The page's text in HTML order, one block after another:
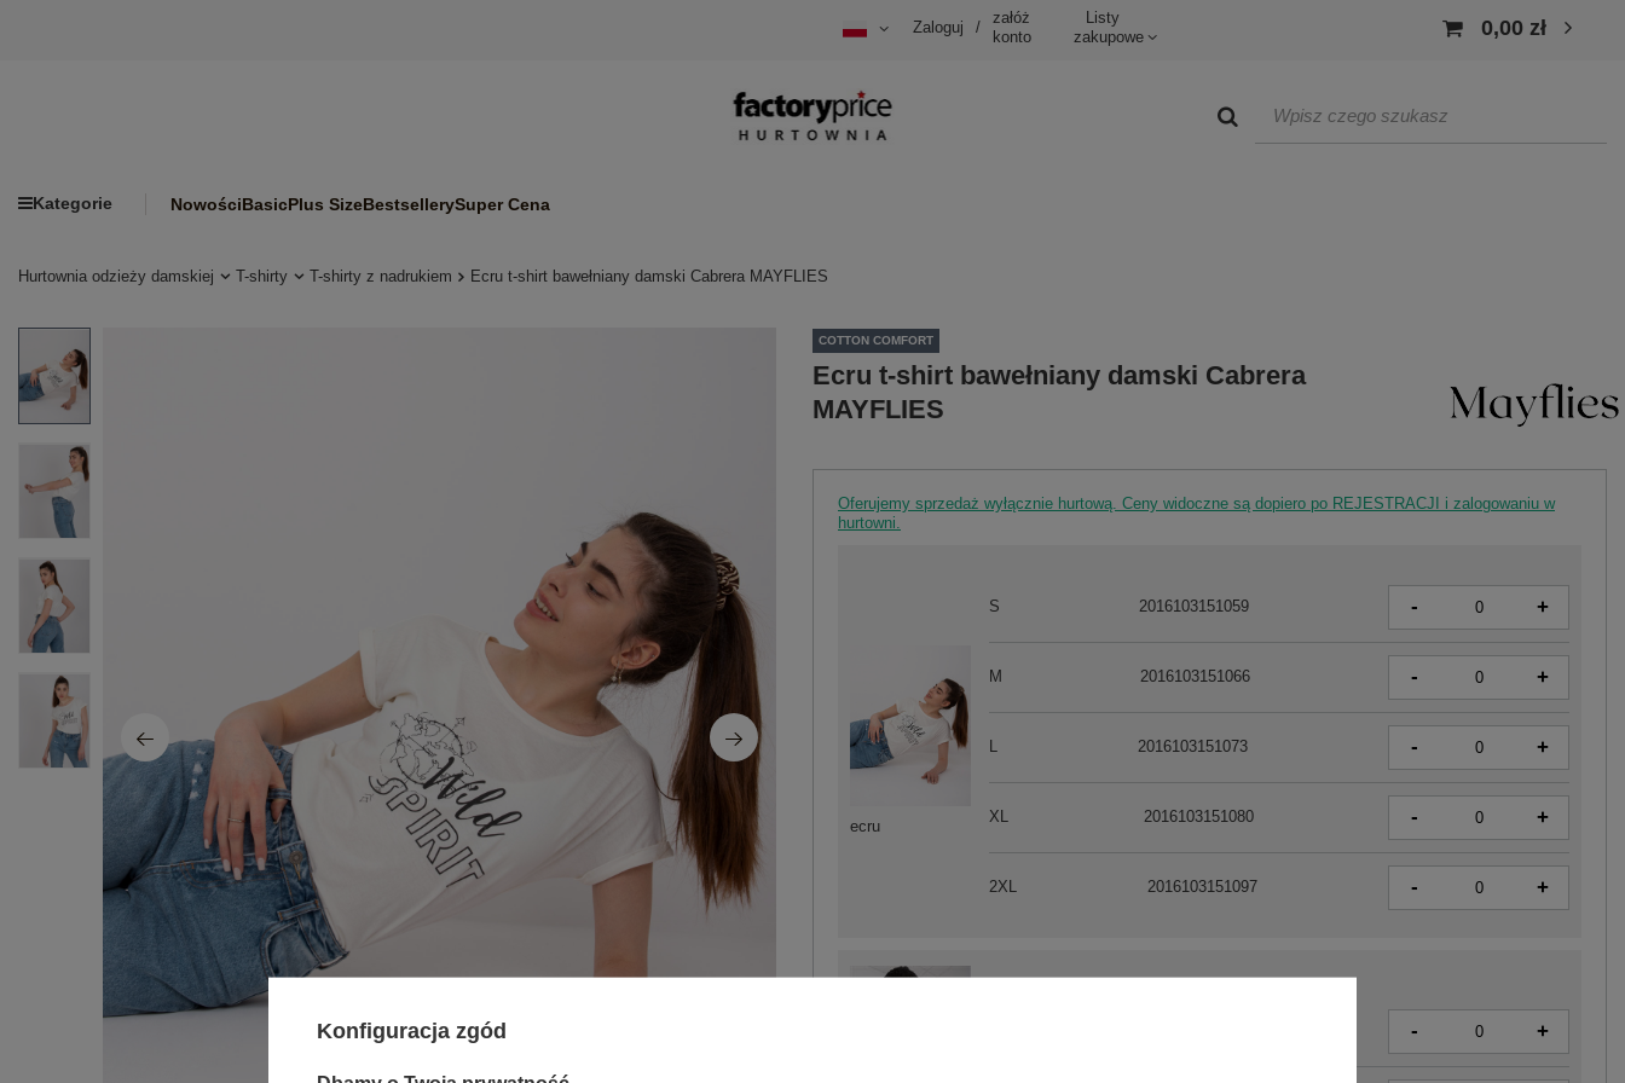
Zaloguj /
załóż
konto
Listy
zakupowe
0,00 zł
Kategorie NowościBasicPlus SizeBestsellerySuper Cena
Hurtownia odzieży damskiej T-shirty T-shirty z nadrukiem Ecru t-shirt bawełniany damski Cabrera MAYFLIES
COTTON COMFORT
Ecru t-shirt bawełniany damski Cabrera
MAYFLIES
Oferujemy sprzedaż wyłącznie hurtową. Ceny widoczne są dopiero po REJESTRACJI i zalogowaniu w
hurtowni.
ecru
S 2016103151059 - +
M 2016103151066 - +
L 2016103151073 - +
XL 2016103151080 - +
2XL 2016103151097 - +
- +
Konfiguracja zgód